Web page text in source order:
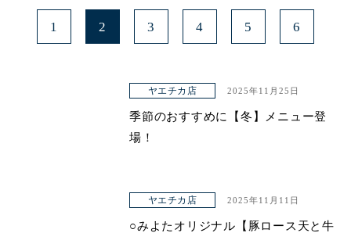
1 2 3 4 5 6
ヤエチカ店 2025年11月25日
季節のおすすめに【冬】メニュー登
場！
ヤエチカ店 2025年11月11日
○みよたオリジナル【豚ロース天と牛